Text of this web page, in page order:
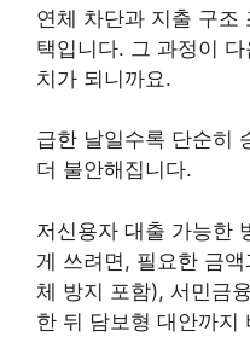
연체 차단과 지출 구조
택입니다. 그 과정이
치가 되니까요.
급한 날일수록 단순히
더 불안해집니다.
저신용자 대출 가능한
게 쓰려면, 필요한 금
체 방지 포함), 서민금
한 뒤 담보형 대안까지